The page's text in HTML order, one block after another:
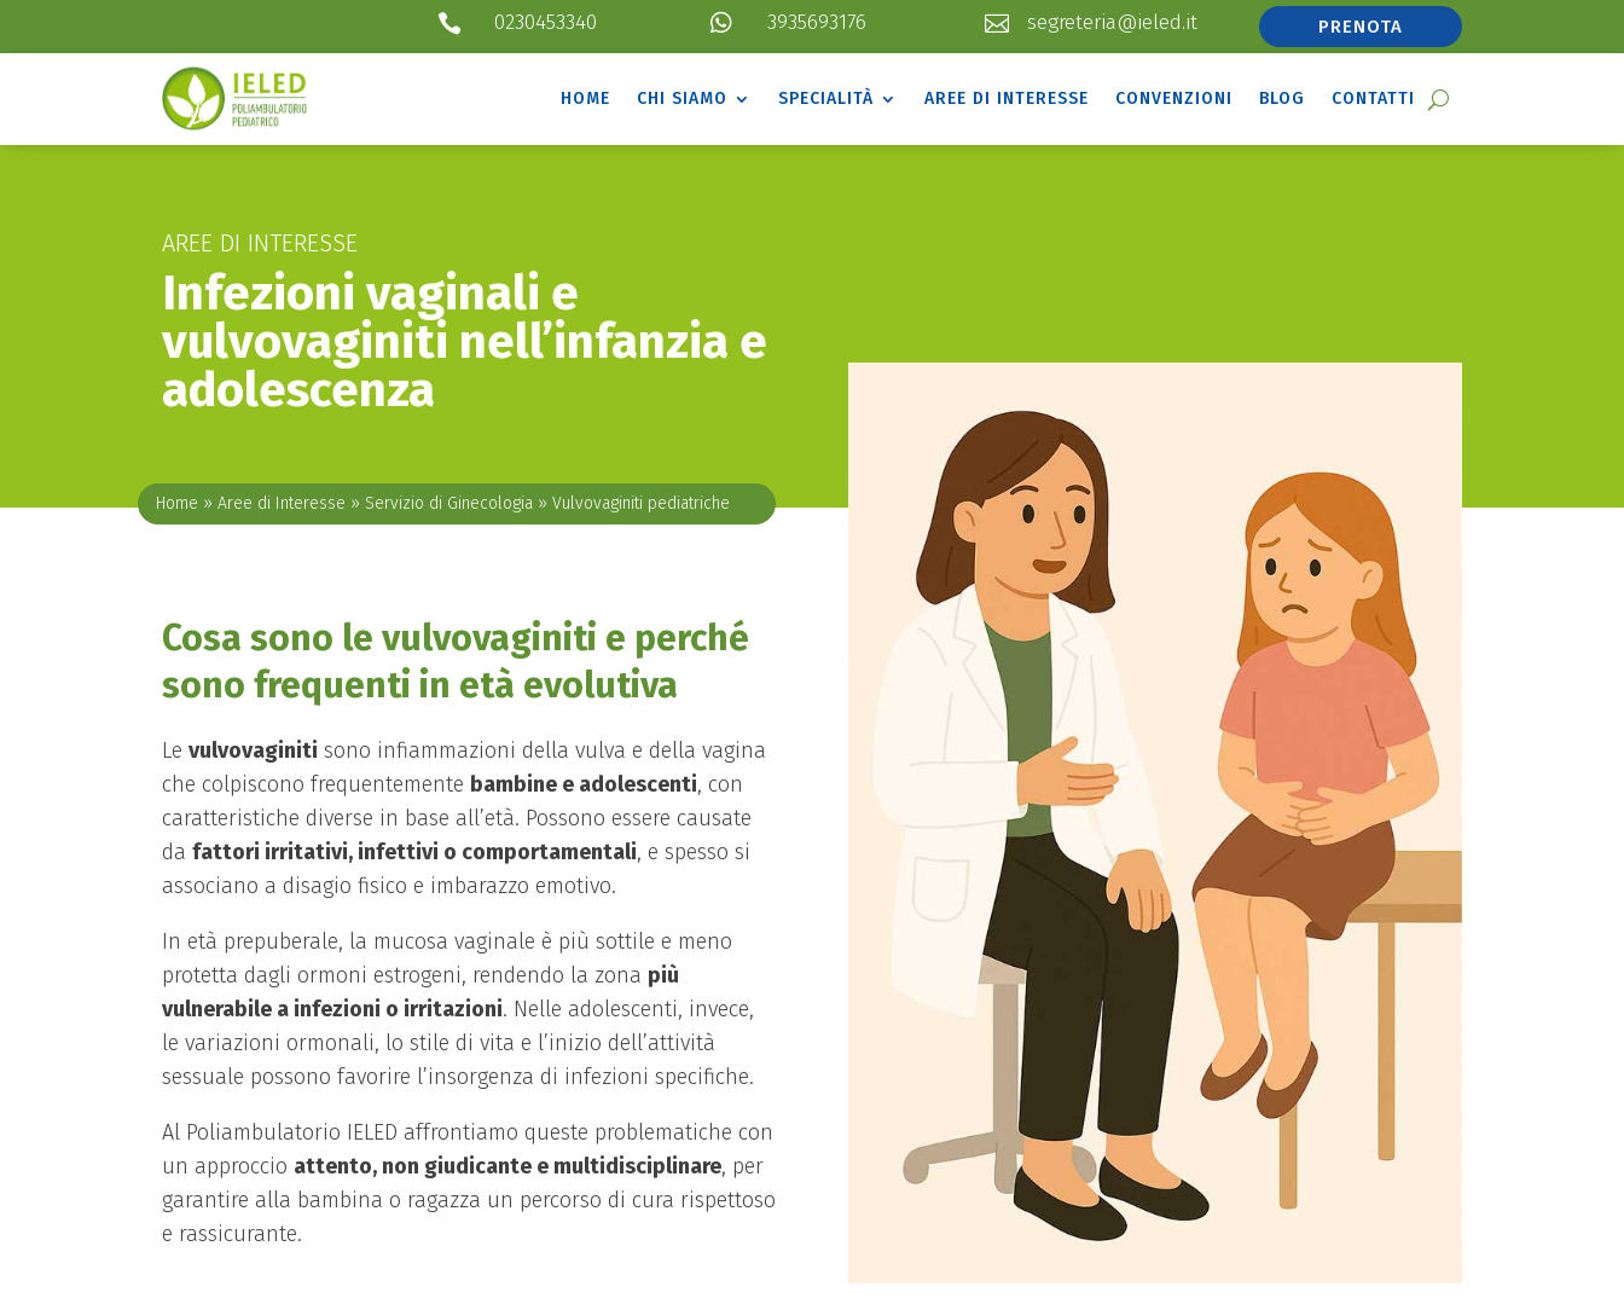
 0230453340  3935693176  segreteria@ieled.it PRENOTA
HOME CHI SIAMO SPECIALITÀ AREE DI INTERESSE CONVENZIONI BLOG CONTATTI
AREE DI INTERESSE
Infezioni vaginali e
vulvovaginiti nell’infanzia e
adolescenza
Home »Aree di Interesse » Servizio di Ginecologia »Vulvovaginiti pediatriche
Cosa sono le vulvovaginiti e perché
sono frequenti in età evolutiva
Levulvovaginiti sono infiammazioni della vulva e della vagina
che colpiscono frequentemente bambine e adolescenti, con
caratteristiche diverse in base all’età. Possono essere causate
dafattori irritativi, infettivi o comportamentali, e spesso si
associano a disagio fisico e imbarazzo emotivo.
In età prepuberale, la mucosa vaginale è più sottile e meno
protetta dagli ormoni estrogeni, rendendo la zona più
vulnerabile a infezioni o irritazioni. Nelle adolescenti, invece,
le variazioni ormonali, lo stile di vita e l’inizio dell’attività
sessuale possono favorire l’insorgenza di infezioni specifiche.
Al Poliambulatorio IELED affrontiamo queste problematiche con
un approccio attento, non giudicante e multidisciplinare, per
garantire alla bambina o ragazza un percorso di cura rispettoso
e rassicurante.